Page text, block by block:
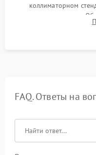
коллиматорном
механизма поправок.
ударном стенде для
FAQ. Ответы на